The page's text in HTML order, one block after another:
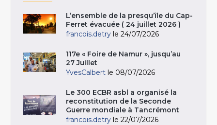
L’ensemble de la presqu’île du Cap-
Ferret évacuée ( 24 juillet 2026 )
francois.detry le 24/07/2026
117e « Foire de Namur », jusqu’au
27 Juillet
YvesCalbert le 08/07/2026
Le 300 ECBR asbl a organisé la
reconstitution de la Seconde
Guerre mondiale à Tancrémont
francois.detry le 22/07/2026